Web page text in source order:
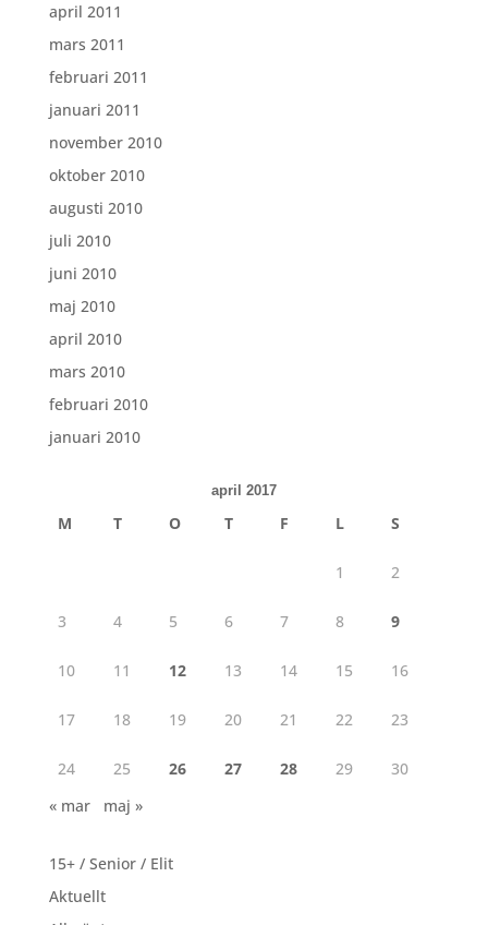
april 2011
mars 2011
februari 2011
januari 2011
november 2010
oktober 2010
augusti 2010
juli 2010
juni 2010
maj 2010
april 2010
mars 2010
februari 2010
januari 2010
april 2017
M T O T F L S
1 2
3 4 5 6 7 8 9
10 11 12 13 14 15 16
17 18 19 20 21 22 23
24 25 26 27 28 29
30
« mar
maj »
15+ / Senior / Elit
Aktuellt